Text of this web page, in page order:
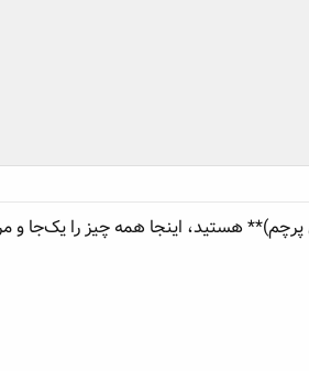
هستید، اینجا همه چیز را یک‌جا و